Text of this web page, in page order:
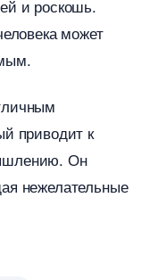
и роскошь.
может
приводит к
Он
нежелательные